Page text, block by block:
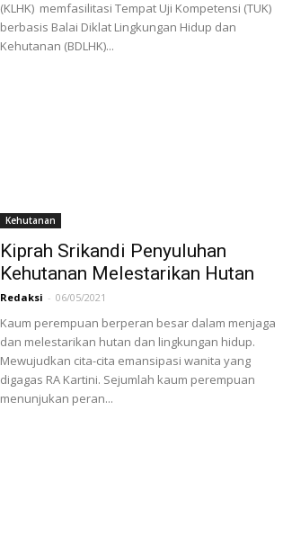
(KLHK) memfasilitasi Tempat Uji Kompetensi (TUK)
berbasis Balai Diklat Lingkungan Hidup dan
Kehutanan (BDLHK)...
Kehutanan
Kiprah Srikandi Penyuluhan
Kehutanan Melestarikan Hutan
Redaksi - 06/05/2021
Kaum perempuan berperan besar dalam menjaga
dan melestarikan hutan dan lingkungan hidup.
Mewujudkan cita-cita emansipasi wanita yang
digagas RA Kartini. Sejumlah kaum perempuan
menunjukan peran...